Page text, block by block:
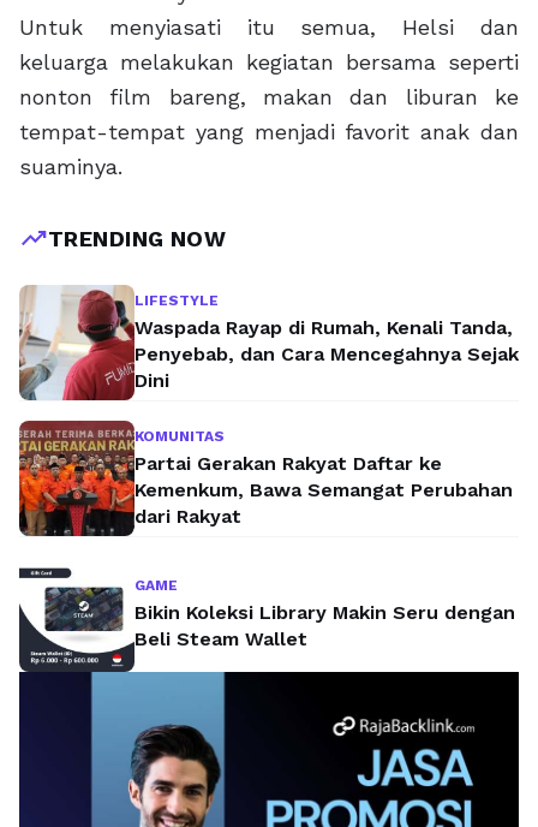
Untuk menyiasati itu semua, Helsi dan
keluarga melakukan kegiatan bersama seperti
nonton film bareng, makan dan liburan ke
tempat-tempat yang menjadi favorit anak dan
suaminya.
trending_upTRENDING NOW
LIFESTYLE
Waspada Rayap di Rumah, Kenali Tanda,
Penyebab, dan Cara Mencegahnya Sejak
Dini
KOMUNITAS
Partai Gerakan Rakyat Daftar ke
Kemenkum, Bawa Semangat Perubahan
dari Rakyat
GAME
Bikin Koleksi Library Makin Seru dengan
Beli Steam Wallet